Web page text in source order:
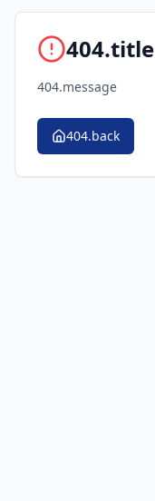
404.title
404.message
404.back